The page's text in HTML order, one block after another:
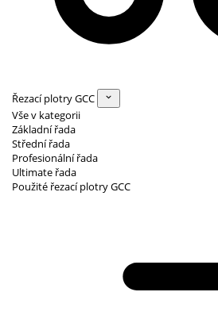
Řezací plotry GCC
Vše v kategorii
Základní řada
Střední řada
Profesionální řada
Ultimate řada
Použité řezací plotry GCC